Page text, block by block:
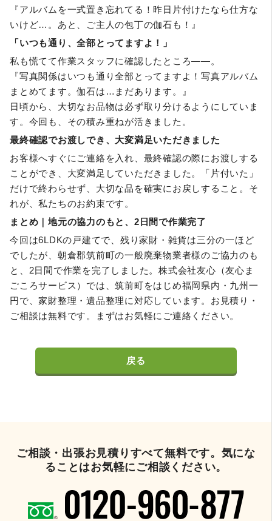
『アルバムを一式置き忘れてる！昨日片付けたなら仕方な
いけど…。あと、ご主人の包丁の伽石も！』
「いつも通り、全部とってますよ！」
私も慌てて作業スタッフに確認したところ――。
『写真関係はいつも通り全部とってますよ！写真アルバム
まとめてます。伽石は…まだあります。』
日頃から、大切なお品物は必ず取り分けるようにしていま
す。今回も、その積み重ねが活きました。
最終確認でお渡しでき、大変満足いただきました
お客様へすぐにご連絡を入れ、最終確認の際にお渡しする
ことができ、大変満足していただきました。「片付いた」
だけで終わらせず、大切な品を確実にお戻しすること。そ
れが、私たちのお約束です。
まとめ｜地元の協力のもと、2日間で作業完了
今回は6LDKの戸建てで、残り家財・雑貨は三分の一ほど
でしたが、朝倉郡筑前町の一般廃棄物業者様のご協力のも
と、2日間で作業を完了しました。株式会社友心（友心ま
ごころサービス）では、筑前町をはじめ福岡県内・九州一
円で、家財整理・遺品整理に対応しています。お見積り・
ご相談は無料です。まずはお気軽にご連絡ください。
戻る
ご相談・出張お見積りすべて無料です。気にな
ることはお気軽にご相談ください。